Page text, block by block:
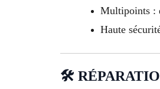
Multipoints :
Haute
🛠